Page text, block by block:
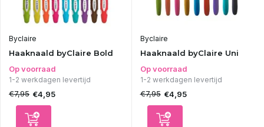
Uitverkocht
Byclaire
Haaknaald byClaire Bold
Op voorraad
1-2 werkdagen levertijd
€7,95 €4,95
Byclaire
Haaknaald byClaire Uni
Op voorraad
1-2 werkdagen levertijd
€7,95 €4,95